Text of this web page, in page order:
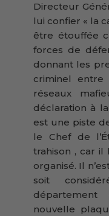
Directeur
lui confier « la
être étouffée
forces de
donnant les
criminel
réseaux
déclaration à
est une piste
le Chef de
trahison , car
organisé. Il
soit
département
nouvelle